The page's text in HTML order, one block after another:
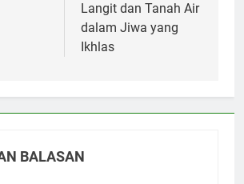
Langit dan Tanah Air
dalam Jiwa yang
Ikhlas
BALASAN